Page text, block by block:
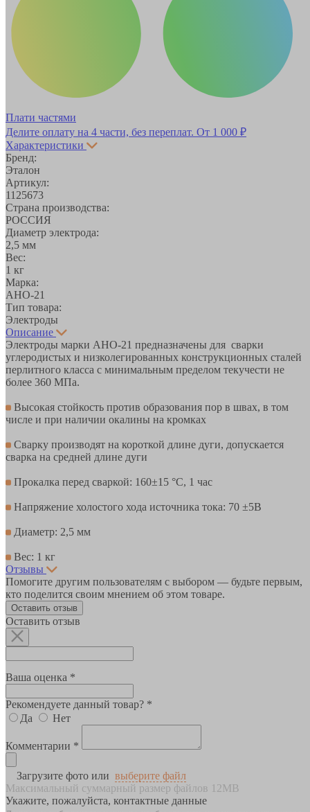
Плати частями
Делите оплату на 4 части, без переплат. От 1 000 ₽
Характеристики
Бренд:
Эталон
Артикул:
1125673
Страна производства:
РОССИЯ
Диаметр электрода:
2,5 мм
Вес:
1 кг
Марка:
АНО-21
Тип товара:
Электроды
Описание
Электроды марки АНО-21 предназначены для сварки
углеродистых и низколегированных конструкционных сталей
перлитного класса с минимальным пределом текучести не
более 360 МПа.
Высокая стойкость против образования пор в швах, в том
числе и при наличии окалины на кромках
Сварку производят на короткой длине дуги, допускается
сварка на средней длине дуги
Прокалка перед сваркой: 160±15 °С, 1 час
Напряжение холостого хода источника тока: 70 ±5В
Диаметр: 2,5 мм
Вес: 1 кг
Отзывы
Помогите другим пользователям с выбором — будьте первым,
кто поделится своим мнением об этом товаре.
Оставить отзыв
Оставить отзыв
Ваша оценка *
Рекомендуете данный товар? *
Да
Нет
Комментарии *
Загрузите фото или выберите файл
Максимальный суммарный размер файлов 12MB
Укажите, пожалуйста, контактные данные